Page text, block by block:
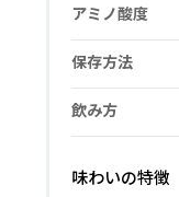
アミノ酸度
保存方法
飲み方
味わいの特徴